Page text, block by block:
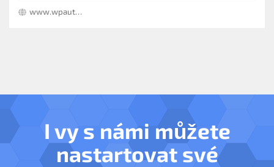
vozidel. Prodáváme nové přívěsné vozíky. Provozujeme
autodopravu a odtahovou službu. Poskytujeme servis a
www.wpauto.cz
I vy s námi můžete
nastartovat své